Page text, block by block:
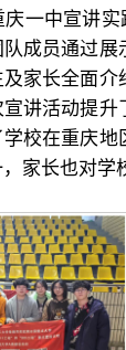
一中宣讲
成员通过
家长全面
讲活动提
校在重庆
家长也对学